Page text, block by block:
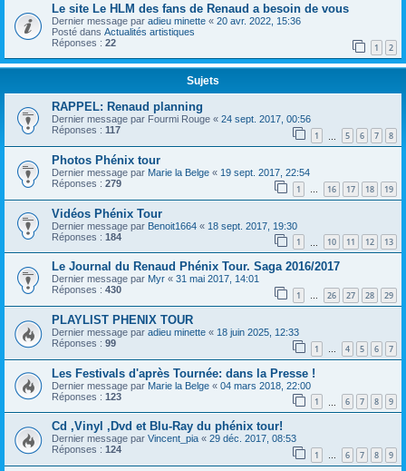
Le site Le HLM des fans de Renaud a besoin de vous
Dernier message par adieu minette « 20 avr. 2022, 15:36
Posté dans Actualités artistiques
Réponses : 22 1 2
Sujets
RAPPEL: Renaud planning
Dernier message par Fourmi Rouge « 24 sept. 2017, 00:56
Réponses : 117 1 5 6 7 8
Photos Phénix tour
Dernier message par Marie la Belge « 19 sept. 2017, 22:54
Réponses : 279 1 … 16 17 18 19
Vidéos Phénix Tour
Dernier message par Benoit1664 « 18 sept. 2017, 19:30
Réponses : 184 1 10 11 12 13
Le Journal du Renaud Phénix Tour. Saga 2016/2017
Dernier message par Myr « 31 mai 2017, 14:01
Réponses : 430 1 … 26 27 28 29
PLAYLIST PHENIX TOUR
Dernier message par adieu minette « 18 juin 2025, 12:33
Réponses : 99 1 … 4 5 6 7
Les Festivals d'après Tournée: dans la Presse !
Dernier message par Marie la Belge « 04 mars 2018, 22:00
Réponses : 123 1 6 7 8 9
Cd ,Vinyl ,Dvd et Blu-Ray du phénix tour!
Dernier message par Vincent_pia « 29 déc. 2017, 08:53
Réponses : 124 1 … 6 7 8 9